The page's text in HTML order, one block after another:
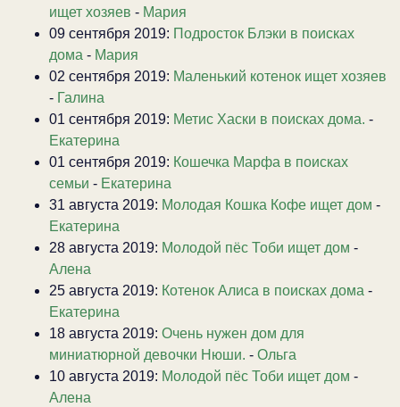
ищет хозяев - Мария
09 сентября 2019: Подросток Блэки в поисках
дома - Мария
02 сентября 2019: Маленький котенок ищет хозяев
- Галина
01 сентября 2019: Метис Хаски в поисках дома. -
Екатерина
01 сентября 2019: Кошечка Марфа в поисках
семьи - Екатерина
31 августа 2019: Молодая Кошка Кофе ищет дом -
Екатерина
28 августа 2019: Молодой пёс Тоби ищет дом -
Алена
25 августа 2019: Котенок Алиса в поисках дома -
Екатерина
18 августа 2019: Очень нужен дом для
миниатюрной девочки Нюши. - Ольга
10 августа 2019: Молодой пёс Тоби ищет дом -
Алена